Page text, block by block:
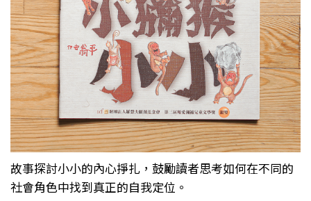
故事探討小小的內心掙扎，鼓勵讀者思考如何在不同的
社會角色中找到真正的自我定位。